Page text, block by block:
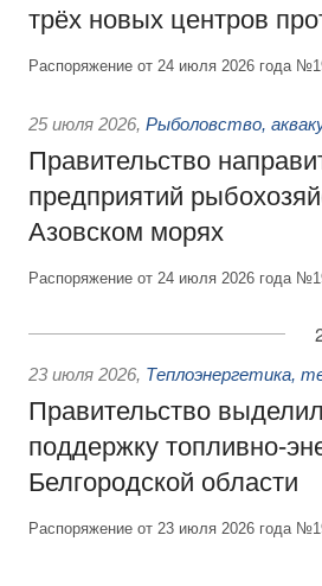
трёх новых центров
Распоряжение от 24 июля 2026 года
25 июля 2026, Рыболовство,
Правительство
предприятий
Азовском морях
Распоряжение от 24 июля 2026 года
23 июля 2026, Теплоэнергетика,
Правительство
поддержку топливно-
Белгородской области
Распоряжение от 23 июля 2026 года